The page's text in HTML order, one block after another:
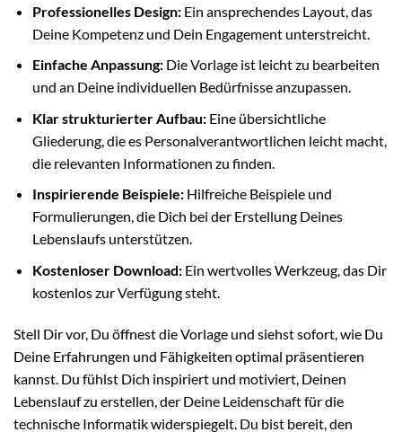
Professionelles Design:Ein ansprechendes Layout, das
Deine Kompetenz und Dein Engagement unterstreicht.
Einfache Anpassung:Die Vorlage ist leicht zu bearbeiten
und an Deine individuellen Bedürfnisse anzupassen.
Klar strukturierter Aufbau:Eine übersichtliche
Gliederung, die es Personalverantwortlichen leicht macht,
die relevanten Informationen zu finden.
Inspirierende Beispiele:Hilfreiche Beispiele und
Formulierungen, die Dich bei der Erstellung Deines
Lebenslaufs unterstützen.
Kostenloser Download:Ein wertvolles Werkzeug, das Dir
kostenlos zur Verfügung steht.
Stell Dir vor, Du öffnest die Vorlage und siehst sofort, wie Du
Deine Erfahrungen und Fähigkeiten optimal präsentieren
kannst. Du fühlst Dich inspiriert und motiviert, Deinen
Lebenslauf zu erstellen, der Deine Leidenschaft für die
technische Informatik widerspiegelt. Du bist bereit, den